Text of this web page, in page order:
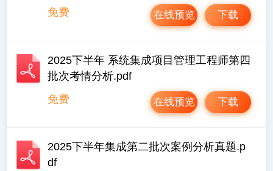
免费
下载
在线预览
2025下半年 系统集成项目管理工程师第四
批次考情分析.pdf
免费
下载
在线预览
2025下半年集成第二批次案例分析真题.p
df